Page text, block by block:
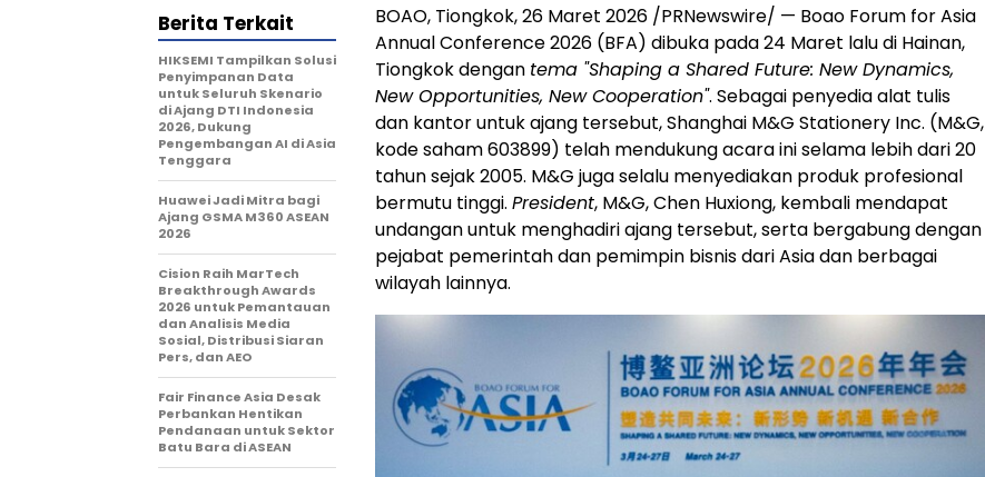
BOAO, Tiongkok, 26 Maret 2026 /PRNewswire/ — Boao Forum for Asia
Annual Conference 2026 (BFA) dibuka pada 24 Maret lalu di Hainan,
Tiongkok dengan tema "Shaping a Shared Future: New Dynamics,
New Opportunities, New Cooperation". Sebagai penyedia alat tulis
dan kantor untuk ajang tersebut, Shanghai M&G Stationery Inc. (M&G,
kode saham 603899) telah mendukung acara ini selama lebih dari 20
tahun sejak 2005. M&G juga selalu menyediakan produk profesional
bermutu tinggi. President, M&G, Chen Huxiong, kembali mendapat
undangan untuk menghadiri ajang tersebut, serta bergabung dengan
pejabat pemerintah dan pemimpin bisnis dari Asia dan berbagai
wilayah lainnya.
Berita Terkait
HIKSEMI Tampilkan Solusi
Penyimpanan Data
untuk Seluruh Skenario
di Ajang DTI Indonesia
2026, Dukung
Pengembangan AI di Asia
Tenggara
Huawei Jadi Mitra bagi
Ajang GSMA M360 ASEAN
2026
Cision Raih MarTech
Breakthrough Awards
2026 untuk Pemantauan
dan Analisis Media
Sosial, Distribusi Siaran
Pers, dan AEO
Fair Finance Asia Desak
Perbankan Hentikan
Pendanaan untuk Sektor
Batu Bara di ASEAN